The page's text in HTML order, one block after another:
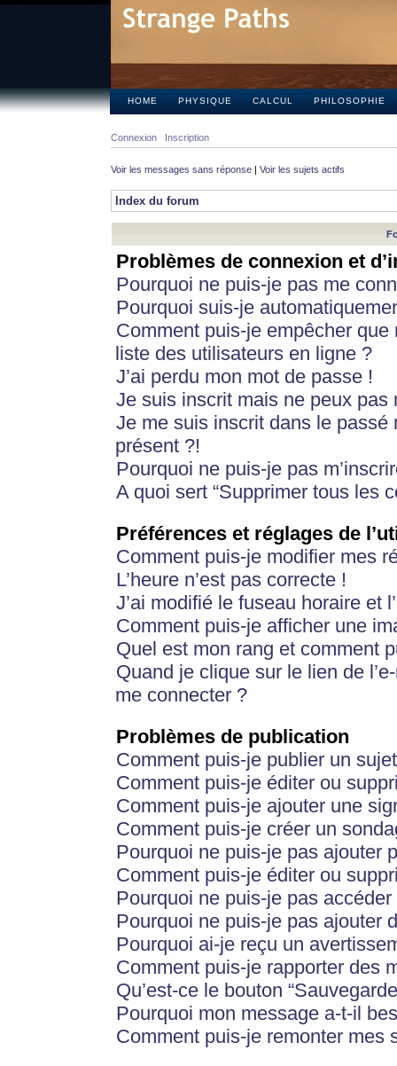
HOME PHYSIQUE CALCUL PHILOSOPHIE
Connexion Inscription
Voir les messages sans réponse | Voir les sujets actifs
Index du forum
Problèmes de connexion et
Pourquoi ne puis-je pas me
Pourquoi suis-je
Comment puis-je empêcher
liste des utilisateurs en ligne ?
J’ai perdu mon mot de passe !
Je suis inscrit mais ne peux pas
Je me suis inscrit dans le
présent ?!
Pourquoi ne puis-je pas
A quoi sert “Supprimer tous les
Préférences et réglages de
Comment puis-je modifier mes
L’heure n’est pas correcte !
J’ai modifié le fuseau horaire et
Comment puis-je afficher une
Quel est mon rang et comment
Quand je clique sur le lien de
me connecter ?
Problèmes de publication
Comment puis-je publier un
Comment puis-je éditer ou
Comment puis-je ajouter une
Comment puis-je créer un
Pourquoi ne puis-je pas ajouter
Comment puis-je éditer ou
Pourquoi ne puis-je pas
Pourquoi ne puis-je pas ajouter
Pourquoi ai-je reçu un
Comment puis-je rapporter des
Qu’est-ce le bouton
Pourquoi mon message a-t-il
Comment puis-je remonter mes